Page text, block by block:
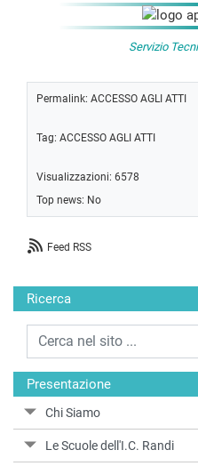
Ricerca
Presentazione
Chi Siamo
Le Scuole dell'I.C. Randi
Servizio
Permalink: ACCESSO AGLI ATTI
Tag: ACCESSO AGLI ATTI
Visualizzazioni: 6578
Top news: No
Feed RSS